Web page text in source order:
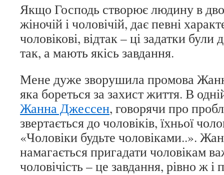
Якщо Господь створює людину в
жіночій і чоловічій, дає певні
чоловікові, відтак – ці задатки
так, а мають якісь завдання.
Мене дуже зворушила промова
яка бореться за захист життя. В
Жанна Джессен, говорячи про
звертається до чоловіків, їхньої
«Чоловіки будьте чоловіками..».
намагається пригадати чоловікам
чоловічість – це завдання, рівно ж і